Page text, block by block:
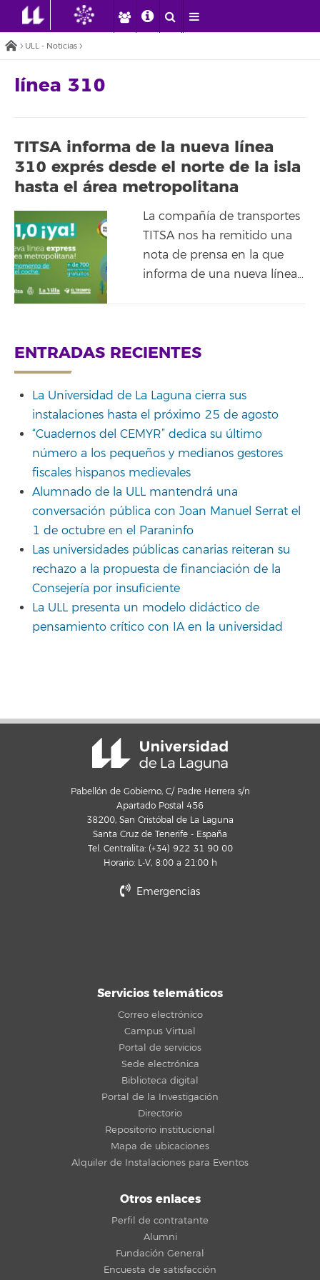
ULL - Noticias
línea 310
TITSA informa de la nueva línea
310 exprés desde el norte de la isla
hasta el área metropolitana
La compañía de transportes
TITSA nos ha remitido una
nota de prensa en la que
informa de una nueva línea…
ENTRADAS RECIENTES
La Universidad de La Laguna cierra sus
instalaciones hasta el próximo 25 de agosto
“Cuadernos del CEMYR” dedica su último
número a los pequeños y medianos gestores
fiscales hispanos medievales
Alumnado de la ULL mantendrá una
conversación pública con Joan Manuel Serrat el
1 de octubre en el Paraninfo
Las universidades públicas canarias reiteran su
rechazo a la propuesta de financiación de la
Consejería por insuficiente
La ULL presenta un modelo didáctico de
pensamiento crítico con IA en la universidad
Pabellón de Gobierno, C/ Padre Herrera s/n
Apartado Postal 456
38200, San Cristóbal de La Laguna
Santa Cruz de Tenerife - España
Tel. Centralita: (+34) 922 31 90 00
Horario: L-V, 8:00 a 21:00 h
Emergencias
Servicios telemáticos
Correo electrónico
Campus Virtual
Portal de servicios
Sede electrónica
Biblioteca digital
Portal de la Investigación
Directorio
Repositorio institucional
Mapa de ubicaciones
Alquiler de Instalaciones para Eventos
Otros enlaces
Perfil de contratante
Alumni
Fundación General
Encuesta de satisfacción